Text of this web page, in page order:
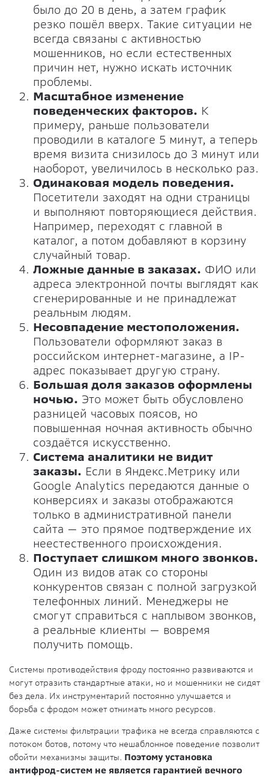
было до 20 в день, а затем график
резко пошёл вверх. Такие ситуации не
всегда связаны с активностью
мошенников, но если естественных
причин нет, нужно искать источник
проблемы.
Масштабное изменение
поведенческих факторов. К
примеру, раньше пользователи
проводили в каталоге 5 минут, а теперь
время визита снизилось до 3 минут или
наоборот, увеличилось в несколько раз.
Одинаковая модель поведения.
Посетители заходят на одни страницы
и выполняют повторяющиеся действия.
Например, переходят с главной в
каталог, а потом добавляют в корзину
случайный товар.
Ложные данные в заказах. ФИО или
адреса электронной почты выглядят как
сгенерированные и не принадлежат
реальным людям.
Несовпадение местоположения.
Пользователи оформляют заказ в
российском интернет-магазине, а IP-
адрес показывает другую страну.
Большая доля заказов оформлены
ночью. Это может быть обусловлено
разницей часовых поясов, но
повышенная ночная активность обычно
создаётся искусственно.
Система аналитики не видит
заказы. Если в Яндекс.Метрику или
Google Analytics передаются данные о
конверсиях и заказы отображаются
только в административной панели
сайта — это прямое подтверждение их
неестественного происхождения.
Поступает слишком много звонков.
Один из видов атак со стороны
конкурентов связан с полной загрузкой
телефонных линий. Менеджеры не
смогут справиться с наплывом звонков,
а реальные клиенты — вовремя
получить помощь.
Системы противодействия фроду постоянно развиваются и
могут отразить стандартные атаки, но и мошенники не сидят
без дела. Их инструментарий постоянно улучшается и
борьба с фродом может отнимать много ресурсов.
Даже системы фильтрации трафика не всегда справляются с
потоком ботов, потому что нешаблонное поведение позволит
обойти механизмы защиты. Поэтому установка
антифрод-систем не является гарантией вечного